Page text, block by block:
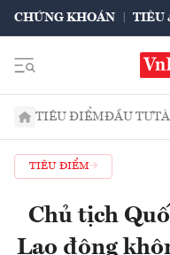
CHỨNG KHOÁN TIÊU
TIÊU ĐIỂMĐẦU TƯ
TIÊU ĐIỂM
Chủ tịch
Lao động